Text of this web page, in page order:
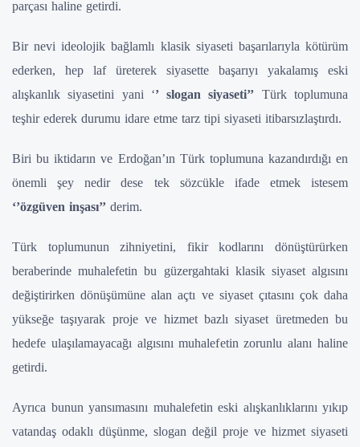
parçası haline getirdi.
Bir nevi ideolojik bağlamlı klasik siyaseti başarılarıyla kötürüm
ederken, hep laf üreterek siyasette başarıyı yakalamış eski
alışkanlık siyasetini yani ‘’ slogan siyaseti’’ Türk toplumuna
teşhir ederek durumu idare etme tarz tipi siyaseti itibarsızlaştırdı.
Biri bu iktidarın ve Erdoğan’ın Türk toplumuna kazandırdığı en
önemli şey nedir dese tek sözcükle ifade etmek istesem
‘’özgüven inşası’’ derim.
Türk toplumunun zihniyetini, fikir kodlarını dönüştürürken
beraberinde muhalefetin bu güzergahtaki klasik siyaset algısını
değiştirirken dönüşümüne alan açtı ve siyaset çıtasını çok daha
yükseğe taşıyarak proje ve hizmet bazlı siyaset üretmeden bu
hedefe ulaşılamayacağı algısını muhalefetin zorunlu alanı haline
getirdi.
Ayrıca bunun yansımasını muhalefetin eski alışkanlıklarını yıkıp
vatandaş odaklı düşünme, slogan değil proje ve hizmet siyaseti